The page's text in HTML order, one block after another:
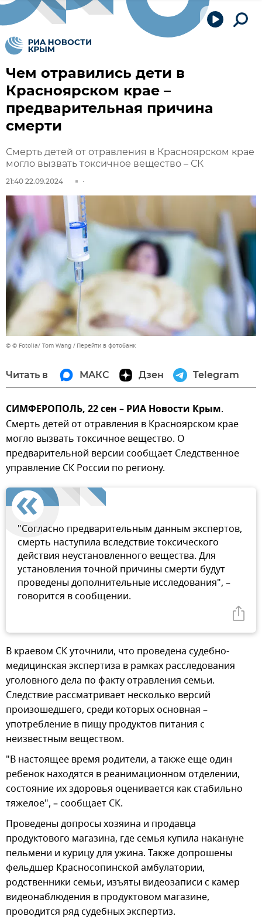
Чем отравились дети в
Красноярском крае –
предварительная причина
смерти
Смерть детей от отравления в Красноярском крае
могло вызвать токсичное вещество – СК
21:40 22.09.2024
© © Fotolia/ Tom Wang Перейти в фотобанк
Читать в МАКС Дзен Telegram
СИМФЕРОПОЛЬ, 22 сен – РИА Новости Крым.
Смерть детей от отравления в Красноярском крае
могло вызвать токсичное вещество. О
предварительной версии сообщает Следственное
управление СК России по региону.
"Согласно предварительным данным экспертов,
смерть наступила вследствие токсического
действия неустановленного вещества. Для
установления точной причины смерти будут
проведены дополнительные исследования", –
говорится в сообщении.
В краевом СК уточнили, что проведена судебно-
медицинская экспертиза в рамках расследования
уголовного дела по факту отравления семьи.
Следствие рассматривает несколько версий
произошедшего, среди которых основная –
употребление в пищу продуктов питания с
неизвестным веществом.
"В настоящее время родители, а также еще один
ребенок находятся в реанимационном отделении,
состояние их здоровья оценивается как стабильно
тяжелое", – сообщает СК.
Проведены допросы хозяина и продавца
продуктового магазина, где семья купила накануне
пельмени и курицу для ужина. Также допрошены
фельдшер Красносопинской амбулатории,
родственники семьи, изъяты видеозаписи с камер
видеонаблюдения в продуктовом магазине,
проводится ряд судебных экспертиз.